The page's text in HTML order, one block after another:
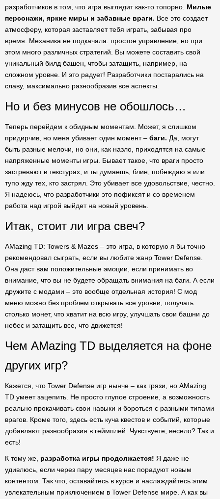
разработчиков в том, что игра выглядит как-то топорно. Милые
персонажи, яркие миры и забавные враги. Все это создает
атмосферу, которая заставляет тебя играть, забывая про
время. Механика не подкачала: простое управление, но при
этом много различных стратегий. Вы можете составить свой
уникальный билд башен, чтобы затащить, например, на
сложном уровне. И это радует! Разработчики постарались на
славу, максимально разнообразив все аспекты.
Но и без минусов не обошлось…
Теперь перейдем к обидным моментам. Может, я слишком
придирчив, но меня убивает один момент – баги. Да, могут
быть разные мелочи, но они, как назло, приходятся на самые
напряженные моменты игры. Бывает такое, что враги просто
застревают в текстурах, и ты думаешь, блин, побеждаю я или
тупо жду тех, кто застрял. Это убивает все удовольствие, честно.
Я надеюсь, что разработчики это пофиксят и со временем
работа над игрой выйдет на новый уровень.
Итак, стоит ли игра свеч?
AMazing TD: Towers & Mazes – это игра, в которую я бы точно
рекомендовал сыграть, если вы любите жанр Tower Defense.
Она даст вам положительные эмоции, если принимать во
внимание, что вы не будете обращать внимания на баги. А если
дружите с модами – это вообще отдельная история! С мод
меню можно без проблем открывать все уровни, получать
столько монет, что хватит на всю игру, улучшать свои башни до
небес и затащить все, что движется!
Чем AMazing TD выделяется на фоне
других игр?
Кажется, что Tower Defense игр нынче – как грязи, но AMazing
TD умеет зацепить. Не просто глупое строение, а возможность
реально прокачивать свои навыки и бороться с разными типами
врагов. Кроме того, здесь есть куча квестов и событий, которые
добавляют разнообразия в геймплей. Чувствуете, весело? Так и
есть!
К тому же, разработка игры продолжается! Я даже не
удивлюсь, если через пару месяцев нас порадуют новым
контентом. Так что, оставайтесь в курсе и наслаждайтесь этим
увлекательным приключением в Tower Defense мире. А как вы